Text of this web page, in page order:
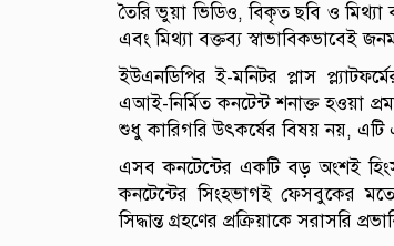
তৈরি ভুয়া ভিডিও, বিকৃত ছবি ও
এবং মিথ্যা বক্তব্য স্বাভাবিকভাবেই
ইউএনডিপির ই-মনিটর প্লাস
এআই-নির্মিত কনটেন্ট শনাক্ত হওয়া
শুধু কারিগরি উৎকর্ষের বিষয় নয়, এটি
এসব কনটেন্টের একটি বড় অংশই
কনটেন্টের সিংহভাগই ফেসবুকের
সিদ্ধান্ত গ্রহণের প্রক্রিয়াকে সরাসরি